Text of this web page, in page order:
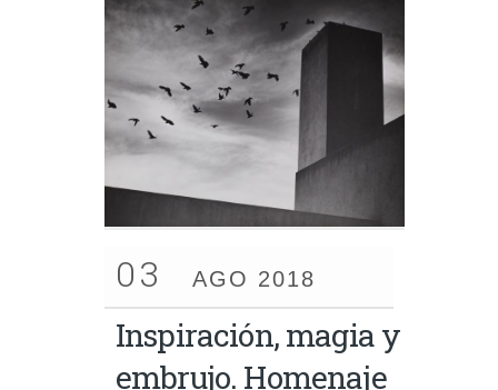
03 AGO 2018
Inspiración, magia y
embrujo. Homenaje